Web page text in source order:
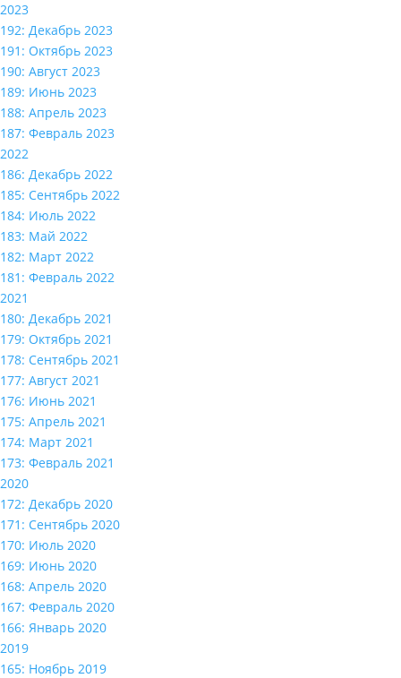
2023
192: Декабрь 2023
191: Октябрь 2023
190: Август 2023
189: Июнь 2023
188: Апрель 2023
187: Февраль 2023
2022
186: Декабрь 2022
185: Сентябрь 2022
184: Июль 2022
183: Май 2022
182: Март 2022
181: Февраль 2022
2021
180: Декабрь 2021
179: Октябрь 2021
178: Сентябрь 2021
177: Август 2021
176: Июнь 2021
175: Апрель 2021
174: Март 2021
173: Февраль 2021
2020
172: Декабрь 2020
171: Сентябрь 2020
170: Июль 2020
169: Июнь 2020
168: Апрель 2020
167: Февраль 2020
166: Январь 2020
2019
165: Ноябрь 2019